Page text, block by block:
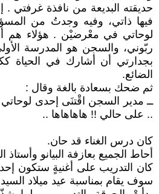
حديقته البديعة من نافذة غرفتي
فيها ذاتي، وفيه وجدتُ من
لوحاتي في معْرضيْن . هؤلاء هم
ربّوني، والسجن هو المدرسة
بجدارتي أن أشارك في الحياة
الضائع.
ثم ضحك بسعادة بالغة وقال :
ــ مدير السجن اقْتنَى إحدى لوحاتي
.. على حالي !! هاهاهاها ..
كان درس الغناء قد حان.
أحاط الجميع بعازفة البيانو
كان التدريب على أغنيةٍ ستكون
سوف يقام بمناسبة عيد ميلاد